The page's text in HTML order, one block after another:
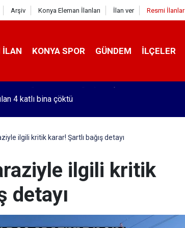
Arşiv Konya Eleman İlanları İlan ver Resmi İlanlar
İLAN KONYA SPOR GÜNDEM İLÇELER
4 katlı bina çöktü
ilgili kritik karar! Şartlı bağış detayı
ilgili kritik
detayı